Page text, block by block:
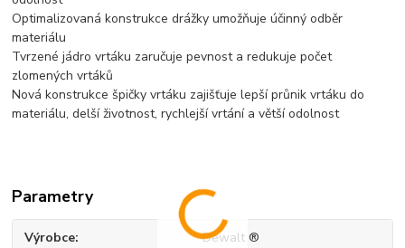
Optimalizovaná konstrukce drážky umožňuje účinný odběr
materiálu
Tvrzené jádro vrtáku zaručuje pevnost a redukuje počet
zlomených vrtáků
Nová konstrukce špičky vrtáku zajišťuje lepší průnik vrtáku do
materiálu, delší životnost, rychlejší vrtání a větší odolnost
Parametry
Výrobce Dewalt ®